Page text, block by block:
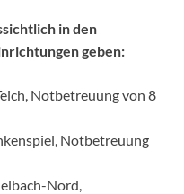
in den
geben:
Notbetreuung von 8
Notbetreuung
Nord,